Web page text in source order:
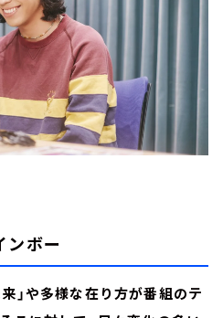
ボー
」や多様な在り方が番組のテ